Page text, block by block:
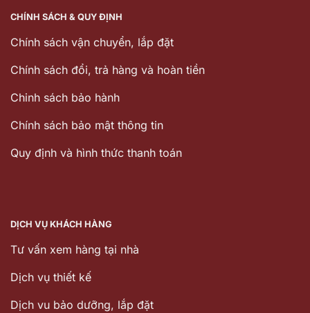
CHÍNH SÁCH & QUY ĐỊNH
Chính sách vận chuyển, lắp đặt
Chính sách đổi, trả hàng và hoàn tiền
Chinh sách bảo hành
Chính sách bảo mật thông tin
Quy định và hình thức thanh toán
DỊCH VỤ KHÁCH HÀNG
Tư vấn xem hàng tại nhà
Dịch vụ thiết kế
Dịch vu bảo dưỡng, lắp đặt